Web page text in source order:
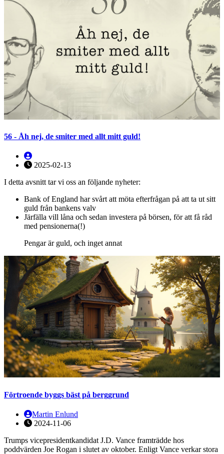
56 - Åh nej, de smiter med allt mitt guld!
2025-02-13
I detta avsnitt tar vi oss an följande nyheter:
Bank of England har svårt att möta efterfrågan på att ta ut sitt
guld från bankens valv
Järfälla vill låna och sedan investera på börsen, för att få råd
med pensionerna(!)
Pengar är guld, och inget annat
Förtroende byggs bäst på berggrund
Martin Enlund
2024-11-06
Trumps vicepresidentkandidat J.D. Vance framträdde hos
poddvärden Joe Rogan i slutet av oktober. Enligt Vance verkar stora